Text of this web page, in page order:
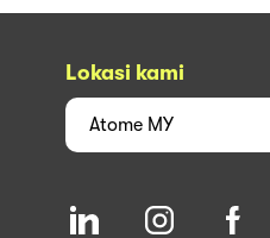
Lokasi kami
Atome MY